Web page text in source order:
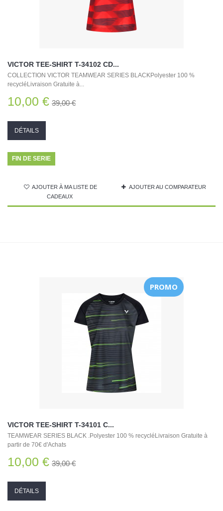
VICTOR TEE-SHIRT T-34102 CD...
COLLECTION VICTOR TEAMWEAR SERIES BLACKPolyester 100 %
recycléLivraison Gratuite à...
10,00 € 39,00 €
DÉTAILS
FIN DE SERIE
AJOUTER À MA LISTE DE
CADEAUX
AJOUTER AU COMPARATEUR
PROMO
VICTOR TEE-SHIRT T-34101 C...
TEAMWEAR SERIES BLACK .Polyester 100 % recycléLivraison Gratuite à
partir de 70€ d'Achats
10,00 € 39,00 €
DÉTAILS